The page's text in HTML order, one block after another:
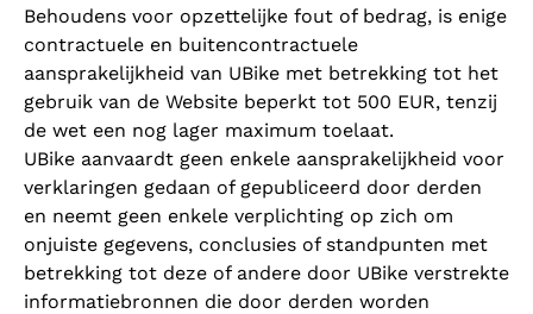
Behoudens voor opzettelijke fout of bedrag, is enige
contractuele en buitencontractuele
aansprakelijkheid van UBike met betrekking tot het
gebruik van de Website beperkt tot 500 EUR, tenzij
de wet een nog lager maximum toelaat.
UBike aanvaardt geen enkele aansprakelijkheid voor
verklaringen gedaan of gepubliceerd door derden
en neemt geen enkele verplichting op zich om
onjuiste gegevens, conclusies of standpunten met
betrekking tot deze of andere door UBike verstrekte
informatiebronnen die door derden worden